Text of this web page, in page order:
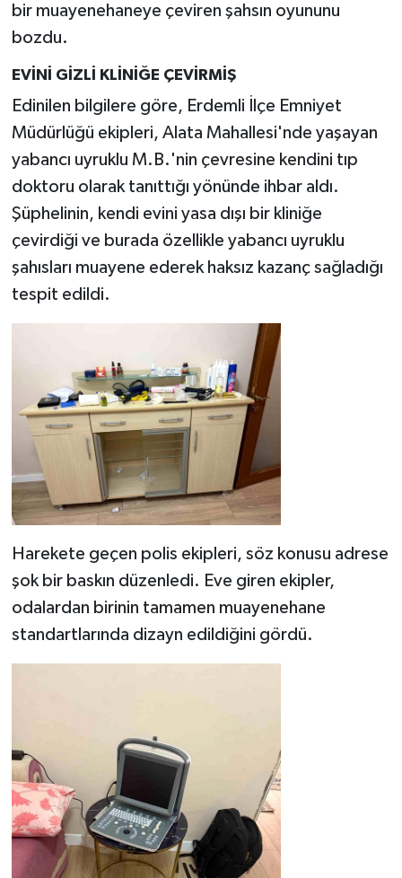
bir muayenehaneye çeviren şahsın oyununu
bozdu.
EVİNİ GİZLİ KLİNİĞE ÇEVİRMİŞ
Edinilen bilgilere göre, Erdemli İlçe Emniyet
Müdürlüğü ekipleri, Alata Mahallesi'nde yaşayan
yabancı uyruklu M.B.'nin çevresine kendini tıp
doktoru olarak tanıttığı yönünde ihbar aldı.
Şüphelinin, kendi evini yasa dışı bir kliniğe
çevirdiği ve burada özellikle yabancı uyruklu
şahısları muayene ederek haksız kazanç sağladığı
tespit edildi.
Harekete geçen polis ekipleri, söz konusu adrese
şok bir baskın düzenledi. Eve giren ekipler,
odalardan birinin tamamen muayenehane
standartlarında dizayn edildiğini gördü.